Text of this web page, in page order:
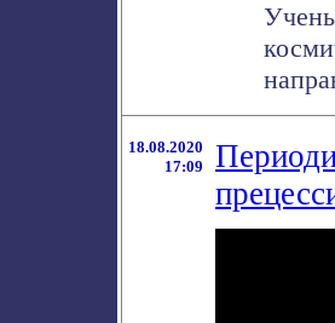
18.08.2020
17:09